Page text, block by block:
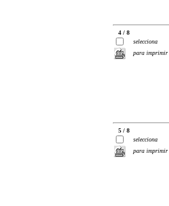
4 / 8
selecciona
para imprimir
5 / 8
selecciona
para imprimir